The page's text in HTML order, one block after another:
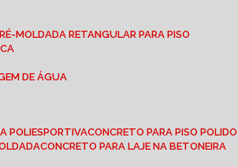
MOLDADA RETANGULAR PARA PISO
DE ÁGUA
POLIESPORTIVA
CONCRETO PARA PISO POLIDO
CONCRETO PARA LAJE NA BETONEIRA